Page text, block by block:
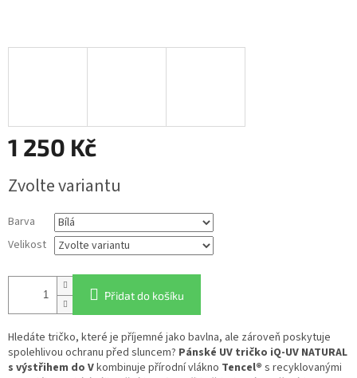
1 250 Kč
cena:
Zvolte variantu
Barva
Velikost
Přidat do košíku
Hledáte tričko, které je příjemné jako bavlna, ale zároveň poskytuje
spolehlivou ochranu před sluncem? Pánské UV tričko iQ-UV NATURAL
s výstřihem do Vkombinuje přírodní vlákno Tencel® s recyklovanými